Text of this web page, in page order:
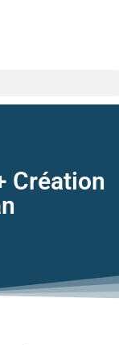
Création